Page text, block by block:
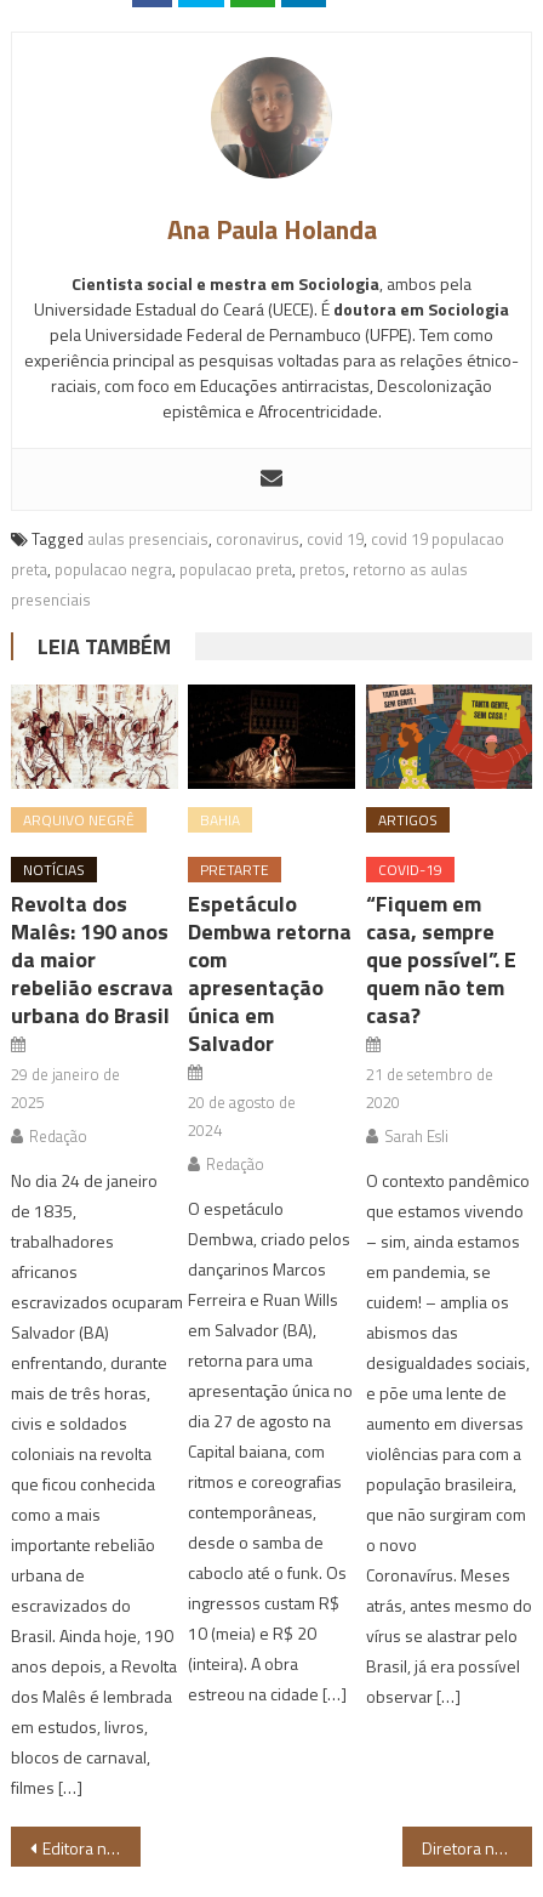
Ana Paula Holanda
Cientista social e mestra em Sociologia, ambos pela
Universidade Estadual do Ceará (UECE). Édoutora em Sociologia
pela Universidade Federal de Pernambuco (UFPE). Tem como
experiência principal as pesquisas voltadas para as relações étnico-
raciais, com foco em Educações antirracistas, Descolonização
epistêmica e Afrocentricidade.
Tagged aulas presenciais, coronavirus, covid 19, covid 19 populacao
preta, populacao negra, populacao preta, pretos, retorno as aulas
presenciais
LEIA TAMBÉM
ARQUIVO NEGRÊ
NOTÍCIAS
Revolta dos
Malês: 190 anos
da maior
rebelião escrava
urbana do Brasil
29 de janeiro de
2025
Redação
No dia 24 de janeiro
de 1835,
trabalhadores
africanos
escravizados ocuparam
Salvador (BA)
enfrentando, durante
mais de três horas,
civis e soldados
coloniais na revolta
que ficou conhecida
como a mais
importante rebelião
urbana de
escravizados do
Brasil. Ainda hoje, 190
anos depois, a Revolta
dos Malês é lembrada
em estudos, livros,
blocos de carnaval,
filmes […]
BAHIA
PRETARTE
Espetáculo
Dembwa retorna
com
apresentação
única em
Salvador
20 de agosto de
2024
Redação
O espetáculo
Dembwa, criado pelos
dançarinos Marcos
Ferreira e Ruan Wills
em Salvador (BA),
retorna para uma
apresentação única no
dia 27 de agosto na
Capital baiana, com
ritmos e coreografias
contemporâneas,
desde o samba de
caboclo até o funk. Os
ingressos custam R$
10 (meia) e R$ 20
(inteira). A obra
estreou na cidade […]
ARTIGOS
COVID-19
“Fiquem em
casa, sempre
que possível”. E
quem não tem
casa?
21 de setembro de
2020
Sarah Esli
O contexto pandêmico
que estamos vivendo
– sim, ainda estamos
em pandemia, se
cuidem! – amplia os
abismos das
desigualdades sociais,
e põe uma lente de
aumento em diversas
violências para com a
população brasileira,
que não surgiram com
o novo
Coronavírus. Meses
atrás, antes mesmo do
vírus se alastrar pelo
Brasil, já era possível
observar […]
Navegação
Editora norte-americana inova e terá primeira batwoman negra e bissexual Diretora norte-americana Nia DaCosta pode dirigir o filme Capitã Marvel 2